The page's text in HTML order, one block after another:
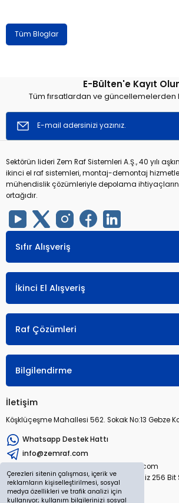
Çerezleri sitenin çalışması, içerik ve
reklamların kişiselleştirilmesi, sosyal
medya özellikleri ve trafik analizi için
kullanıyor; kullanım bilgilerinizi sosyal
Tüm Bloglar
E-Bülten'e Kayıt
Tüm fırsatlardan ve
Sektörün lideri Zem Raf Sistemleri A.Ş., 40 yılı
ikinci el raf sistemleri, montaj-demontaj
mühendislik çözümleriyle depolama
ortağıdır.
Sıfır Alışveriş
İkinci El Alışveriş
Raf Çözümleri
Bilgilendirme
İletişim
Köşklüçeşme Mahallesi 562. Sokak No:13 Gebze
Whatsapp Destek Hattı
info@zemraf.com
Copyright 2026 © zemraf.com
Tüm hakları saklıdır. Sitemiz 256 Bit